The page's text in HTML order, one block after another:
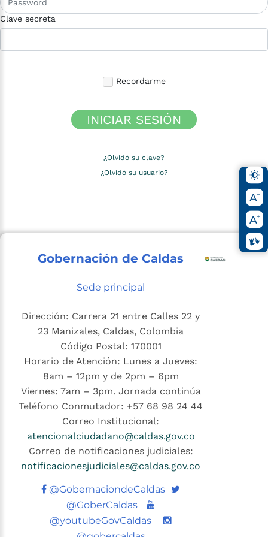
Clave secreta
Recordarme
INICIAR SESIÓN
¿Olvidó su clave?
¿Olvidó su usuario?
Gobernación de Caldas
Sede principal
Dirección: Carrera 21 entre Calles 22 y
23 Manizales, Caldas, Colombia
Código Postal: 170001
Horario de Atención: Lunes a Jueves:
8am – 12pm y de 2pm – 6pm
Viernes: 7am – 3pm. Jornada continúa
Teléfono Conmutador: +57 68 98 24 44
Correo Institucional:
atencionalciudadano@caldas.gov.co
Correo de notificaciones judiciales:
notificacionesjudiciales@caldas.gov.co
@GobernaciondeCaldas Twitter
@GoberCaldas
Youtube
@youtubeGovCaldas